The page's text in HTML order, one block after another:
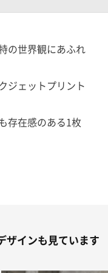
の世界観にあふれ
ジェットプリント
存在感のある1枚
ザインも見ています